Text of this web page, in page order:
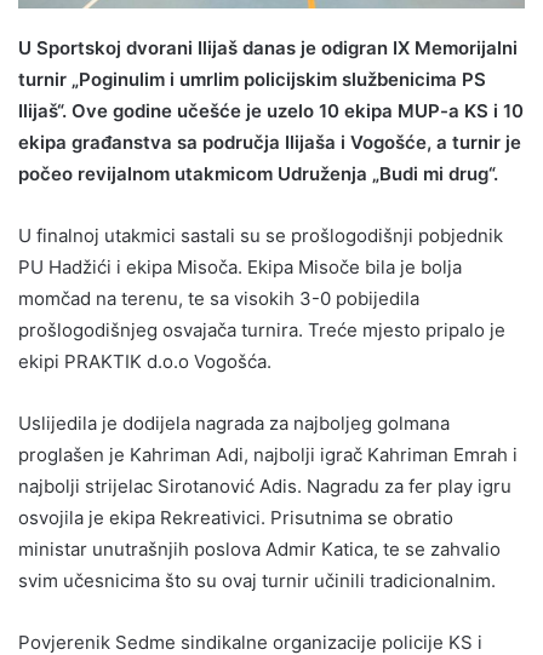
U Sportskoj dvorani Ilijaš danas je odigran IX Memorijalni
turnir „Poginulim i umrlim policijskim službenicima PS
Ilijaš“. Ove godine učešće je uzelo 10 ekipa MUP-a KS i 10
ekipa građanstva sa područja Ilijaša i Vogošće, a turnir je
počeo revijalnom utakmicom Udruženja „Budi mi drug“.
U finalnoj utakmici sastali su se prošlogodišnji pobjednik
PU Hadžići i ekipa Misoča. Ekipa Misoče bila je bolja
momčad na terenu, te sa visokih 3-0 pobijedila
prošlogodišnjeg osvajača turnira. Treće mjesto pripalo je
ekipi PRAKTIK d.o.o Vogošća.
Uslijedila je dodijela nagrada za najboljeg golmana
proglašen je Kahriman Adi, najbolji igrač Kahriman Emrah i
najbolji strijelac Sirotanović Adis. Nagradu za fer play igru
osvojila je ekipa Rekreativici. Prisutnima se obratio
ministar unutrašnjih poslova Admir Katica, te se zahvalio
svim učesnicima što su ovaj turnir učinili tradicionalnim.
Povjerenik Sedme sindikalne organizacije policije KS i